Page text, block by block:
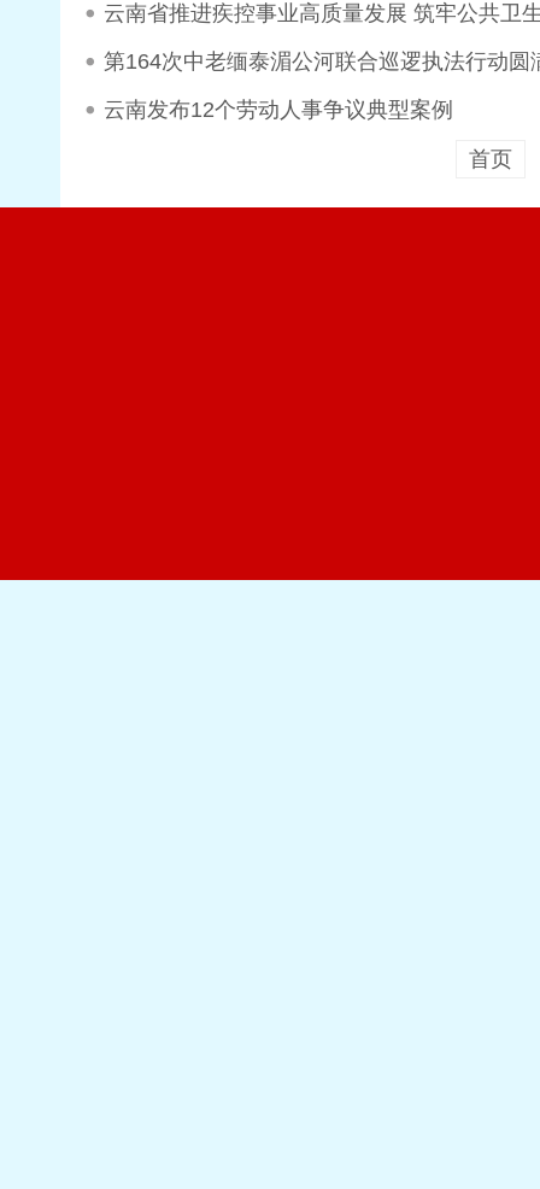
云南省推进疾控事业高质量发展 筑牢公共卫
第164次中老缅泰湄公河联合巡逻执法行动圆
云南发布12个劳动人事争议典型案例
首页